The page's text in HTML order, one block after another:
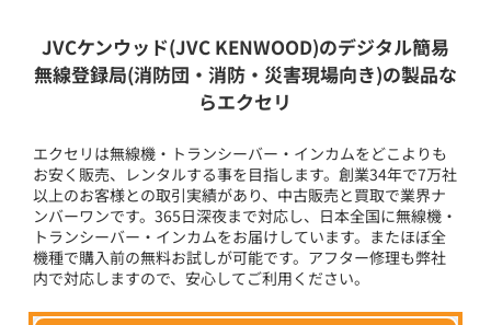
JVCケンウッド(JVC KENWOOD)のデジタル簡易
無線登録局(消防団・消防・災害現場向き)の製品な
らエクセリ
エクセリは無線機・トランシーバー・インカムをどこよりも
お安く販売、レンタルする事を目指します。創業34年で7万社
以上のお客様との取引実績があり、中古販売と買取で業界ナ
ンバーワンです。365日深夜まで対応し、日本全国に無線機・
トランシーバー・インカムをお届けしています。またほぼ全
機種で購入前の無料お試しが可能です。アフター修理も弊社
内で対応しますので、安心してご利用ください。